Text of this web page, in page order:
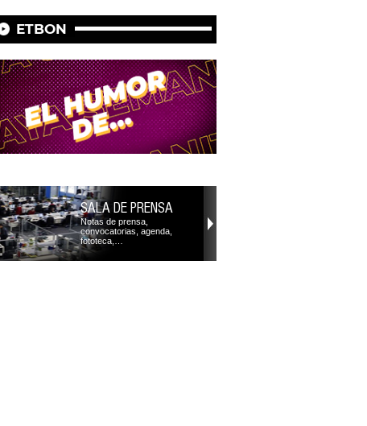
ETBON
SALA DE PRENSA
Notas de prensa,
convocatorias, agenda,
fototeca,…